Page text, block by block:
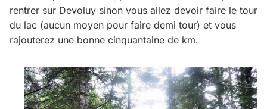
rentrer sur Devoluy sinon vous allez devoir faire le tour
du lac (aucun moyen pour faire demi tour) et vous
rajouterez une bonne cinquantaine de km.